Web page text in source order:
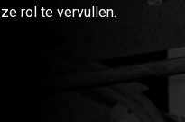
rol te vervullen.